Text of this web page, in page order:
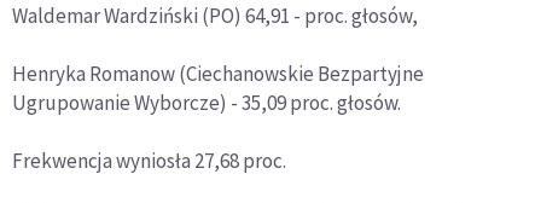
Waldemar Wardziński (PO) 64,91 - proc. głosów,
Henryka Romanow (Ciechanowskie Bezpartyjne
Ugrupowanie Wyborcze) - 35,09 proc. głosów.
Frekwencja wyniosła 27,68 proc.